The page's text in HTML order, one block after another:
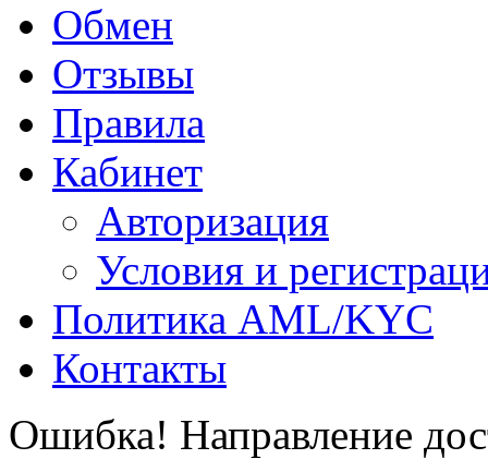
Обмен
Отзывы
Правила
Кабинет
Авторизация
Условия и
Политика AML/KYC
Контакты
Ошибка! Направление